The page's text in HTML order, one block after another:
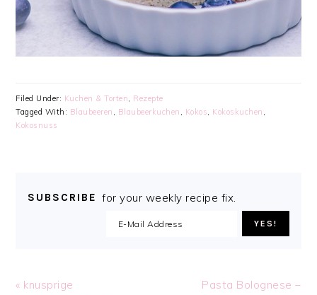
Filed Under: Kuchen & Torten, Rezepte
Tagged With: Blaubeeren , Blaubeerkuchen , Kokos, Kokoskuchen ,
Kokosnuss
SUBSCRIBE for your weekly recipe fix.
Previous
« knusprige
Next
Pasta Bolognese –